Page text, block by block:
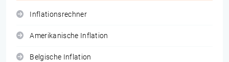
Inflationsrechner
Amerikanische Inflation
Belgische Inflation